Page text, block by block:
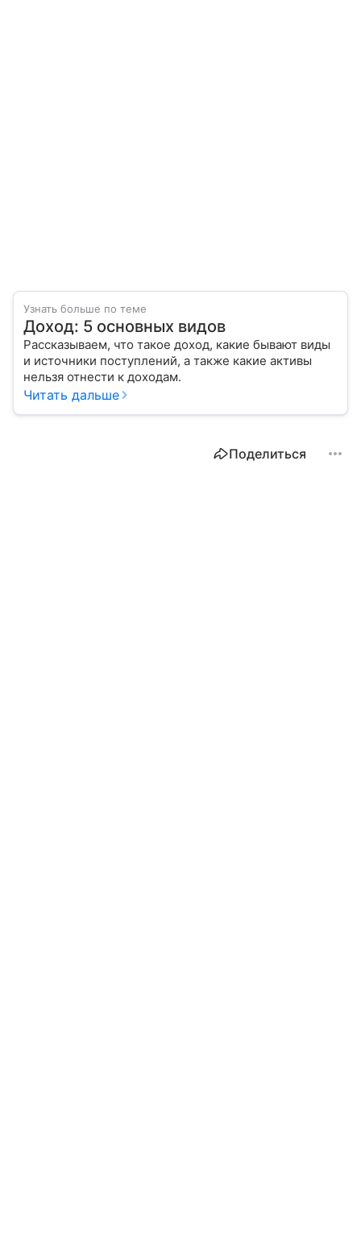
Узнать больше по теме
Доход: 5 основных видов
Рассказываем, что такое доход, какие бывают виды
и источники поступлений, а также какие активы
нельзя отнести к доходам.
Читать дальше
Поделиться